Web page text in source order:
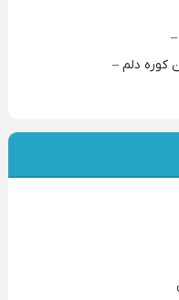
کوره دلم –